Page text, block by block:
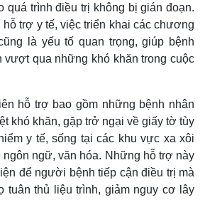
quá trình điều trị không bị gián đoạn.
hỗ trợ y tế, việc triển khai các chương
là yếu tố quan trọng, giúp bệnh
vượt qua những khó khăn trong cuộc
hỗ trợ bao gồm những bệnh nhân
khó khăn, gặp trở ngại về giấy tờ tùy
y tế, sống tại các khu vực xa xôi
ngôn ngữ, văn hóa. Những hỗ trợ này
để người bệnh tiếp cận điều trị mà
tuân thủ liệu trình, giảm nguy cơ lây